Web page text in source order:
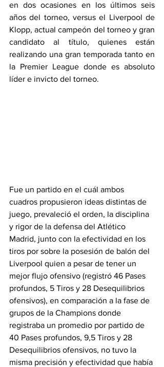
en dos ocasiones en los últimos seis
años del torneo, versus el Liverpool de
Klopp, actual campeón del torneo y gran
candidato al título, quienes están
realizando una gran temporada tanto en
la Premier League donde es absoluto
líder e invicto del torneo.
Fue un partido en el cuál ambos
cuadros propusieron ideas distintas de
juego, prevaleció el orden, la disciplina
y rigor de la defensa del Atlético
Madrid, junto con la efectividad en los
tiros por sobre la posesión de balón del
Liverpool quien a pesar de tener un
mejor flujo ofensivo (registró 46 Pases
profundos, 5 Tiros y 28 Desequilibrios
ofensivos), en comparación a la fase de
grupos de la Champions donde
registraba un promedio por partido de
40 Pases profundos, 9,5 Tiros y 28
Desequilibrios ofensivos, no tuvo la
misma precisión y efectividad que había